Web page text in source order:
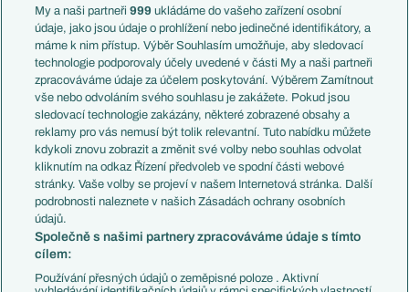
Témata
Představení týmů MS
EuroSkauting
PL v kostce
Evropské koeficienty
Přestupy
Přestupové spekulace
Zranění
Kluby
Arsenal FC
Chelsea FC
Manchester United
AC Milán
Juventus FC
Bayern Mnichov
Francie
Itálie
Německo
Španělsko
Argentina
Brazílie
Přestupy
Zápasy
Livescore
Tipovací soutěž
My a naši partneři999 ukládáme do vašeho zařízení osobní
údaje, jako jsou údaje o prohlížení nebo jedinečné identifikátory, a
máme k nim přístup. Výběr Souhlasím umožňuje, aby sledovací
technologie podporovaly účely uvedené v části My a naši partneři
zpracováváme údaje za účelem poskytování. Výběrem Zamítnout
vše nebo odvoláním svého souhlasu je zakážete. Pokud jsou
sledovací technologie zakázány, některé zobrazené obsahy a
reklamy pro vás nemusí být tolik relevantní. Tuto nabídku můžete
kdykoli znovu zobrazit a změnit své volby nebo souhlas odvolat
kliknutím na odkaz Řízení předvoleb ve spodní části webové
stránky. Vaše volby se projeví v našem Internetová stránka. Další
podrobnosti naleznete v našich Zásadách ochrany osobních
údajů.
Společně s našimi partnery zpracováváme údaje s tímto
cílem:
Používání přesných údajů o zeměpisné poloze . Aktivní